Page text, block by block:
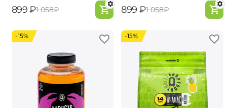
‍899‍ ₽‍1 058‍₽ ‍899‍ ₽‍1 058‍₽
-15% -15%